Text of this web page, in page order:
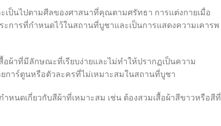
เป็นไปตามศีลของศาสนาที่คุณตามศรัทธา การแต่งกายเมื่อ
การที่กำหนดไว้ในสถานที่บูชาและเป็นการแสดงความเคารพ
อผ้าที่มีลักษณะที่เรียบง่ายและไม่ทำให้ปรากฏเป็นความ
การ์ตูนหรือตัวละครที่ไม่เหมาะสมในสถานที่บูชา
หนดเกี่ยวกับสีผ้าที่เหมาะสม เช่น ต้องสวมเสื้อผ้าสีขาวหรือสีที่